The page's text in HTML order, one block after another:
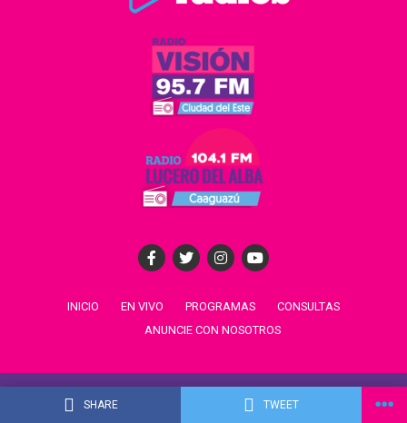
SHARE TWEET
INICIO EN VIVO PROGRAMAS
CONSULTAS
ANUNCIE CON NOSOTROS
© All rights reserved 2022 - Venus Media. Desarrollado por Radio
Venus Tel: +595 21 610149 - +595 21 610151 Email: info@venus.com.py